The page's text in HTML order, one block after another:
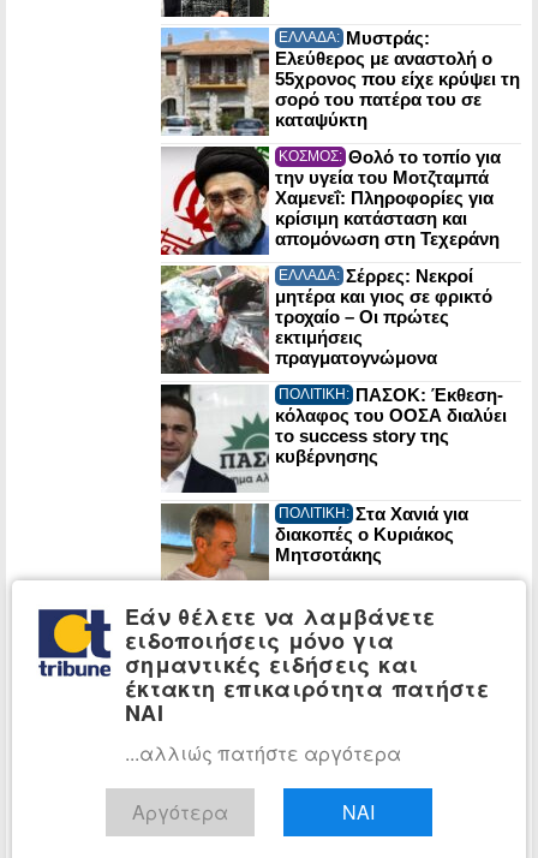
ΕΛΛΑΔΑ: Μυστράς:
Ελεύθερος με αναστολή ο
55χρονος που είχε κρύψει τη
σορό του πατέρα του σε
καταψύκτη
ΚΟΣΜΟΣ: Θολό το τοπίο για
την υγεία του Μοτζταμπά
Χαμενεΐ: Πληροφορίες για
κρίσιμη κατάσταση και
απομόνωση στη Τεχεράνη
ΕΛΛΑΔΑ: Σέρρες: Νεκροί
μητέρα και γιος σε φρικτό
τροχαίο – Οι πρώτες
εκτιμήσεις
πραγματογνώμονα
ΠΟΛΙΤΙΚΗ: ΠΑΣΟΚ: Έκθεση-
κόλαφος του ΟΟΣΑ διαλύει
το success story της
κυβέρνησης
ΠΟΛΙΤΙΚΗ: Στα Χανιά για
διακοπές ο Κυριάκος
Μητσοτάκης
ΟΙΚΟΝΟΜΙΑ:
Στο 3,4% ο
πληθωρισμός τον Ιούλιο: Σε
στέγαση, μεταφορές και
εστίαση οι μεγαλύτερες
ΠΟΛΙΤΙΚΗ: Ένας χρόνος από
τον χαμό της Λένας Σαμαρά:
Σε κλίμα συγκίνησης το
μνημόσυνο
Εάν θέλετε να λαμβάνετε
ειδοποιήσεις μόνο για
σημαντικές ειδήσεις και
έκτακτη επικαιρότητα πατήστε
ΝΑΙ
...αλλιώς πατήστε αργότερα
Αργότερα ΝΑΙ